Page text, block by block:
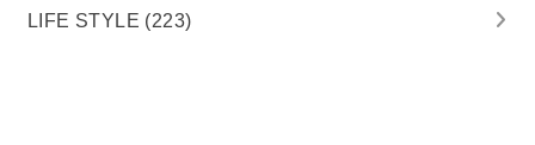
LIFE STYLE (223)